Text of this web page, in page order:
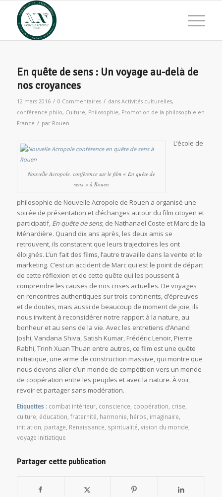
En quête de sens : Un voyage au-delà de
nos croyances
12 mars 2016 / 0 Commentaires / dans Activités culturelles,
conférence philo, Culture, Philosophie, Promotion de la philosophie en
France / par Rouen
Nouvelle Acropole, conférence sur le film « En quête de
sens » à Rouen
L’école de
philosophie de Nouvelle Acropole de Rouen a organisé une
soirée de présentation et d’échanges autour du film citoyen et
participatif, En quête de sens, de Nathanael Coste et Marc de la
Ménardière. Quand dix ans après, les deux amis se
retrouvent, ils constatent que leurs trajectoires les ont
éloignés. L’un fait des films, l’autre travaille dans la vente et le
marketing. C’est un accident de Marc qui est le point de départ
de cette réflexion et de cette quête qui les poussent à
comprendre les causes de nos crises actuelles. De voyages
en rencontres authentiques sur trois continents, d’épreuves
et de doutes, mais aussi de beaucoup de moment de joie, ils
nous invitent à reconsidérer notre rapport à la nature, au
bonheur et au sens de la vie. Avec les entretiens d’Anand
Joshi, Vandana Shiva, Satish Kumar, Frédéric Lenoir, Pierre
Rabhi, Trinh Xuan Thuan entre autres, ce film est une quête
initiatique, une arme de construction massive, qui montre que
nous devons aller d’un monde de compétition vers un monde
de coopération entre les peuples et avec la nature. À voir,
revoir et partager sans modération.
Etiquettes : combat intérieur, conscience coopération crise
culture éducation fraternité harmonie héros imaginaire
initiation partage Renaissance spiritualité vision du monde
voyage initiatique
Partager cette publication